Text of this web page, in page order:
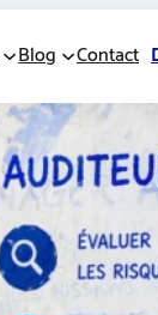
Blog Contact